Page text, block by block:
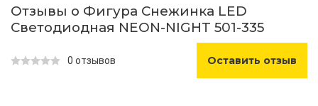
Отзывы о Фигура Снежинка LED
Светодиодная NEON-NIGHT 501-335
0 отзывов Оставить отзыв